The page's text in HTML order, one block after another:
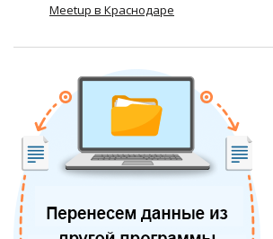
Meetup в Краснодаре